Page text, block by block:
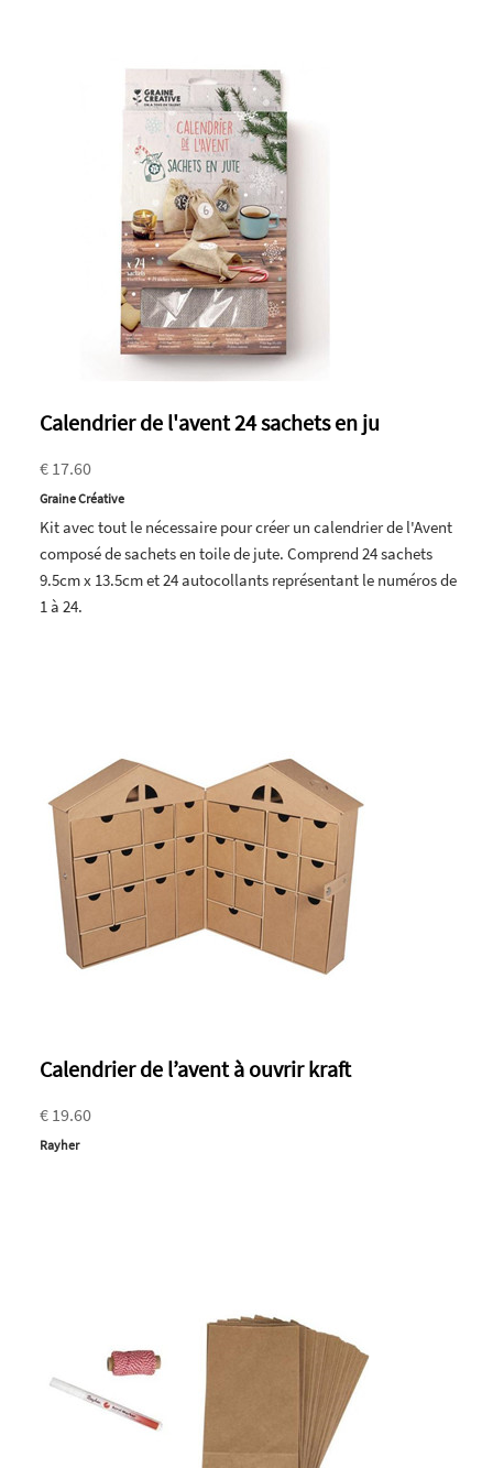
Calendrier de l'avent 24 sachets en ju
€ 17.60
Graine Créative
Kit avec tout le nécessaire pour créer un calendrier de l'Avent
composé de sachets en toile de jute. Comprend 24 sachets
9.5cm x 13.5cm et 24 autocollants représentant le numéros de
1 à 24.
Calendrier de l’avent à ouvrir kraft
€ 19.60
Rayher